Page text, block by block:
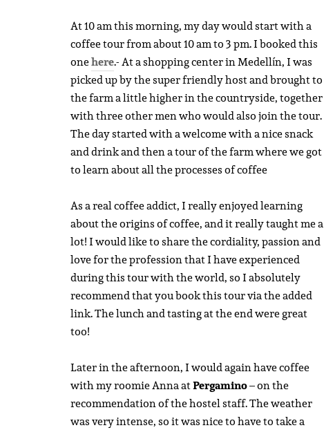
At 10 am this morning, my day would start with a
coffee tour from about 10 am to 3 pm. I booked this
onehere.- At a shopping center in Medellín, I was
picked up by the super friendly host and brought to
the farm a little higher in the countryside, together
with three other men who would also join the tour.
The day started with a welcome with a nice snack
and drink and then a tour of the farm where we got
to learn about all the processes of coffee
As a real coffee addict, I really enjoyed learning
about the origins of coffee, and it really taught me a
lot! I would like to share the cordiality, passion and
love for the profession that I have experienced
during this tour with the world, so I absolutely
recommend that you book this tour via the added
link. The lunch and tasting at the end were great
too!
Later in the afternoon, I would again have coffee
with my roomie Anna atPergamino– on the
recommendation of the hostel staff. The weather
was very intense, so it was nice to have to take a